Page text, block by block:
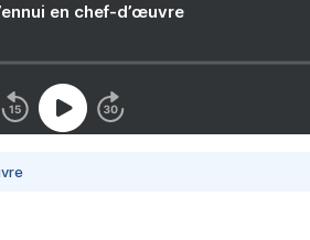
en chef-d’œuvre